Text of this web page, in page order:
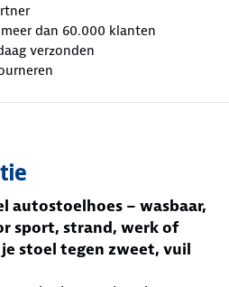
dan 60.000 klanten
verzonden
autostoelhoes – wasbaar,
sport, strand, werk of
stoel tegen zweet, vuil